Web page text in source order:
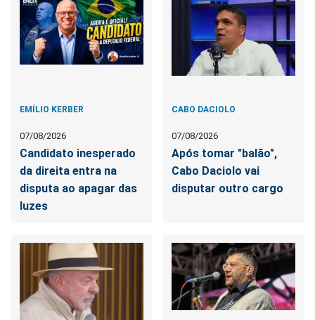
EMÍLIO KERBER
07/08/2026
Candidato inesperado
da direita entra na
disputa ao apagar das
luzes
CABO DACIOLO
07/08/2026
Após tomar "balão",
Cabo Daciolo vai
disputar outro cargo